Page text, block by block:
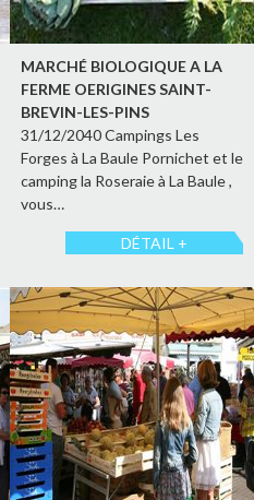
MARCHÉ BIOLOGIQUE A LA
FERME OERIGINES SAINT-
BREVIN-LES-PINS
31/12/2040 Campings Les
Forges à La Baule Pornichet et le
camping la Roseraie à La Baule ,
vous…
DÉTAIL +